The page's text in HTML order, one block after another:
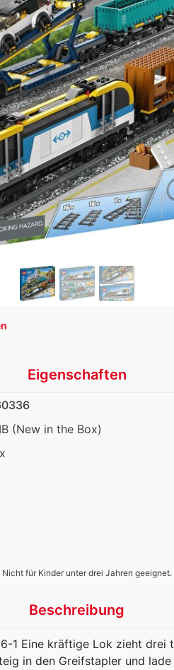
Eigenschaften
(New in the Box)
für Kinder unter drei Jahren geeignet.
Beschreibung
1 Eine kräftige Lok zieht drei
in den Greifstapler und